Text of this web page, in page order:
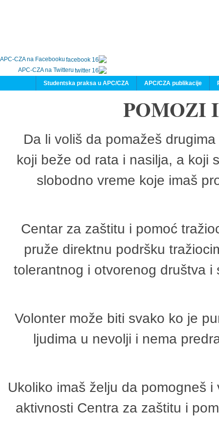
APC-CZA na Facebooku
APC-CZA na Twitteru
APC/CZA publikacije
Studentska praksa u APC/CZA
POMOZI
Da li voliš da pomažeš
koji beže od rata i nasilja, a koji
slobodno vreme koje imaš
Centar za zaštitu i pomoć
pruže direktnu podršku
tolerantnog i otvorenog društva
Volonter može biti svako ko je
ljudima u nevolji i nema
Ukoliko imaš želju da pomogneš
aktivnosti Centra za zaštitu i